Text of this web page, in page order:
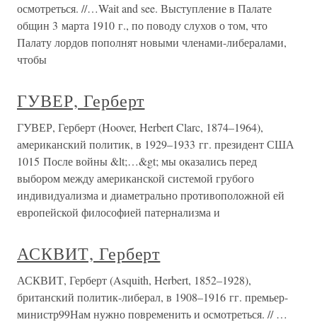
осмотреться. //…Wait and see. Выступление в Палате
общин 3 марта 1910 г., по поводу слухов о том, что
Палату лордов пополнят новыми членами-либералами,
чтобы
ГУВЕР, Герберт
ГУВЕР, Герберт (Hoover, Herbert Clarc, 1874–1964),
американский политик, в 1929–1933 гг. президент США
1015 После войны &lt;…&gt; мы оказались перед
выбором между американской системой грубого
индивидуализма и диаметрально противоположной ей
европейской философией патернализма и
АСКВИТ, Герберт
АСКВИТ, Герберт (Asquith, Herbert, 1852–1928),
британский политик-либерал, в 1908–1916 гг. премьер-
министр99Нам нужно повременить и осмотреться. // …